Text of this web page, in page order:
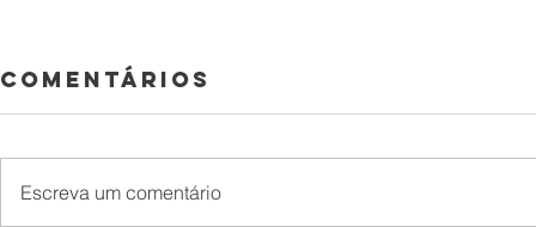
Comentários
Escreva um comentário